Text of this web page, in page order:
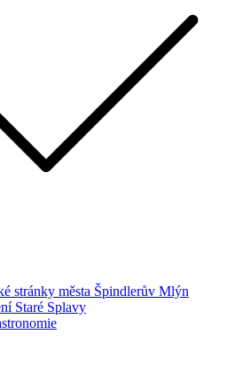
stránky města Špindlerův Mlýn
Staré Splavy